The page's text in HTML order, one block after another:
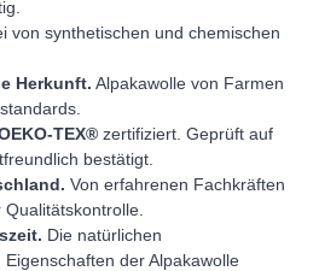
von synthetischen und chemischen
Herkunft. Alpakawolle von Farmen
TEX® zertifiziert. Geprüft auf
bestätigt.
Von erfahrenen Fachkräften
Die natürlichen
der Alpakawolle